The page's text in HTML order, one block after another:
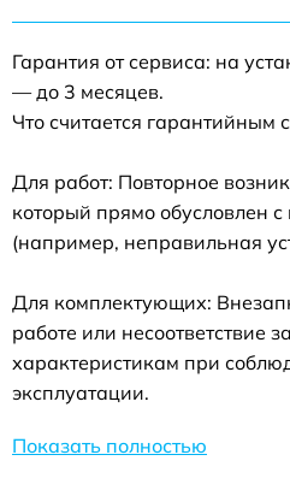
Гарантия от сервиса: на
— до 3 месяцев.
Что считается гарантийным
Для работ: Повторное
который прямо обусловлен
(например, неправильная
Для комплектующих:
работе или несоответствие
характеристикам при
эксплуатации.
Показать полностью